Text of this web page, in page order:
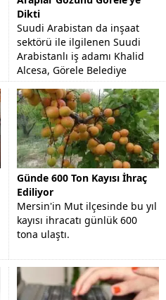
Dikti
Suudi Arabistan da inşaat
sektörü ile ilgilenen Suudi
Arabistanlı iş adamı Khalid
Alcesa, Görele Belediye
Başkanı Tolga Erener'i
makamında ziyaret etti.
Günde 600 Ton Kayısı İhraç
Ediliyor
Mersin'in Mut ilçesinde bu yıl
kayısı ihracatı günlük 600
tona ulaştı.